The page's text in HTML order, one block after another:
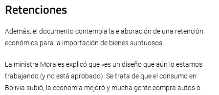
Retenciones
Además, el documento contempla la elaboración de una retención
económica para la importación de bienes suntuosos.
La ministra Morales explicó que «es un diseño que aún lo estamos
trabajando (y no está aprobado). Se trata de que el consumo en
Bolivia subió, la economía mejoró y mucha gente compra autos o